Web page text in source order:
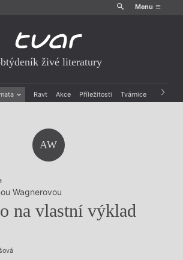
Menu
živé literatury
Ravt Akce Příležitosti Tvárnice Archiv
AW
Wagnerovou
na vlastní výklad